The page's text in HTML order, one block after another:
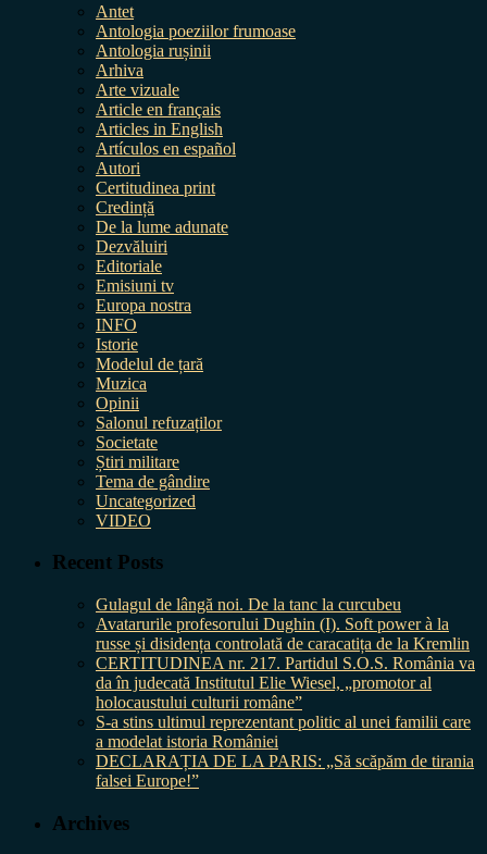
Antet
Antologia poeziilor frumoase
Antologia rușinii
Arhiva
Arte vizuale
Article en français
Articles in English
Artículos en español
Autori
Certitudinea print
Credință
De la lume adunate
Dezvăluiri
Editoriale
Emisiuni tv
Europa nostra
INFO
Istorie
Modelul de țară
Muzica
Opinii
Salonul refuzaților
Societate
Știri militare
Tema de gândire
Uncategorized
VIDEO
Recent Posts
Gulagul de lângă noi. De la tanc la curcubeu
Avatarurile profesorului Dughin (I). Soft power à la
russe și disidența controlată de caracatița de la Kremlin
CERTITUDINEA nr. 217. Partidul S.O.S. România va
da în judecată Institutul Elie Wiesel, „promotor al
holocaustului culturii române”
S-a stins ultimul reprezentant politic al unei familii care
a modelat istoria României
DECLARAȚIA DE LA PARIS: „Să scăpăm de tirania
falsei Europe!”
Archives